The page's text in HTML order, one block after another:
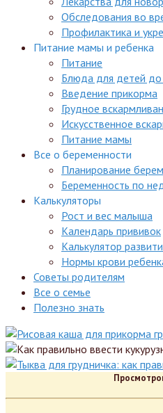
Обследования во
Профилактика и
Питание мамы и ребенка
Питание
Блюда для детей до
Введение прикорма
Грудное
Искусственное
Питание мамы
Все о беременности
Планирование
Беременность по
Калькуляторы
Рост и вес малыша
Календарь прививок
Калькулятор
Нормы крови
Советы родителям
Все о семье
Полезно знать